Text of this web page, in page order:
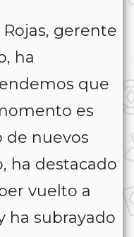
gerente
ha
que
es
nuevos
ha destacado
vuelto a
ha subrayado